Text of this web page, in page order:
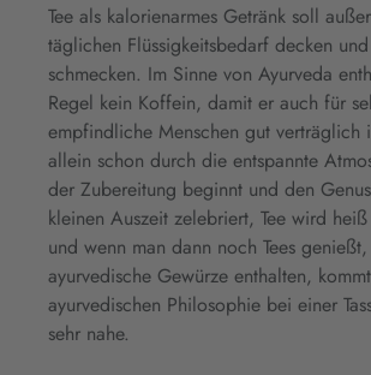
Tee als kalorienarmes Getränk soll
täglichen Flüssigkeitsbedarf decken
schmecken. Im Sinne von Ayurveda
Regel kein Koffein, damit er auch für
empfindliche Menschen gut verträglich
allein schon durch die entspannte
der Zubereitung beginnt und den
kleinen Auszeit zelebriert, Tee wird
und wenn man dann noch Tees
ayurvedische Gewürze enthalten,
ayurvedischen Philosophie bei einer
sehr nahe.